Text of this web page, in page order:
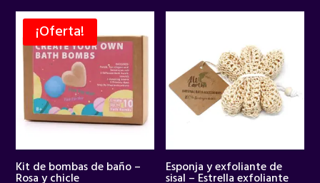
¡Oferta!
Kit de bombas de baño –
Rosa y chicle
Esponja y exfoliante de
sisal – Estrella exfoliante